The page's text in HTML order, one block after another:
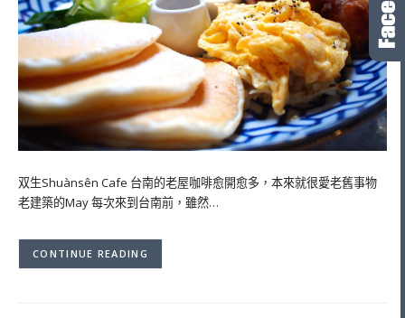
双生Shuànsên Cafe 台南的老屋咖啡愈開愈多，本來就很愛老舊事物
老建築的May 每次來到台南前，雖然…
CONTINUE READING